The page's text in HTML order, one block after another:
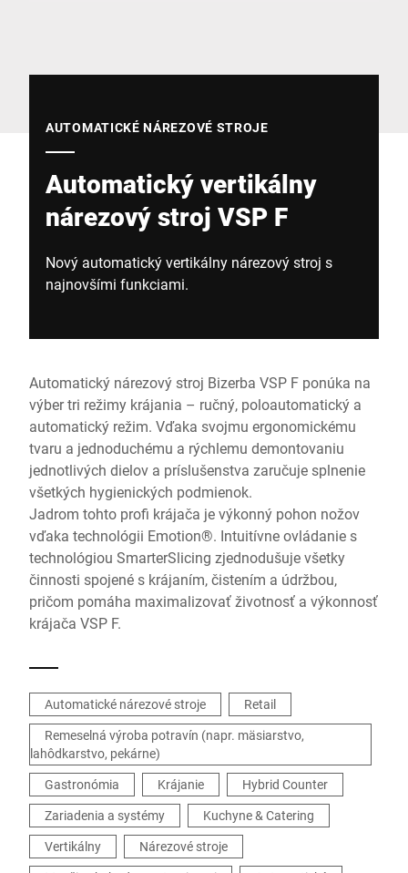
AUTOMATICKÉ NÁREZOVÉ STROJE
Automatický vertikálny
nárezový stroj VSP F
Nový automatický vertikálny nárezový stroj s
najnovšími funkciami.
Automatický nárezový stroj Bizerba VSP F ponúka na
výber tri režimy krájania – ručný, poloautomatický a
automatický režim. Vďaka svojmu ergonomickému
tvaru a jednoduchému a rýchlemu demontovaniu
jednotlivých dielov a príslušenstva zaručuje splnenie
všetkých hygienických podmienok.
Jadrom tohto profi krájača je výkonný pohon nožov
vďaka technológii Emotion®. Intuitívne ovládanie s
technológiou SmarterSlicing zjednodušuje všetky
činnosti spojené s krájaním, čistením a údržbou,
pričom pomáha maximalizovať životnosť a výkonnosť
krájača VSP F.
Automatické nárezové stroje
Retail
Remeselná výroba potravín (napr. mäsiarstvo,
lahôdkarstvo, pekárne)
Gastronómia
Krájanie
Hybrid Counter
Zariadenia a systémy
Kuchyne & Catering
Vertikálny
Nárezové stroje